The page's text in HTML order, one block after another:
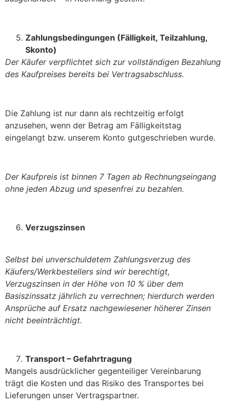
Zahlungsbedingungen (Fälligkeit, Teilzahlung,
Skonto)
Der Käufer verpflichtet sich zur vollständigen Bezahlung
des Kaufpreises bereits bei Vertragsabschluss.
Die Zahlung ist nur dann als rechtzeitig erfolgt
anzusehen, wenn der Betrag am Fälligkeitstag
eingelangt bzw. unserem Konto gutgeschrieben wurde.
Der Kaufpreis ist binnen 7 Tagen ab Rechnungseingang
ohne jeden Abzug und spesenfrei zu bezahlen.
Verzugszinsen
Selbst bei unverschuldetem Zahlungsverzug des
Käufers/Werkbestellers sind wir berechtigt,
Verzugszinsen in der Höhe von 10 % über dem
Basiszinssatz jährlich zu verrechnen; hierdurch werden
Ansprüche auf Ersatz nachgewiesener höherer Zinsen
nicht beeinträchtigt.
Transport – Gefahrtragung
Mangels ausdrücklicher gegenteiliger Vereinbarung
trägt die Kosten und das Risiko des Transportes bei
Lieferungen unser Vertragspartner.